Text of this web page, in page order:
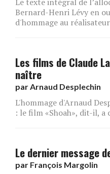
Bernard-Henri Lévy en
d'hommage au
Les films de Claude
naître
par Arnaud Desplechin
L'hommage d'Arnaud
: le film «Shoah», dit-il, a
Le dernier message
par François Margolin